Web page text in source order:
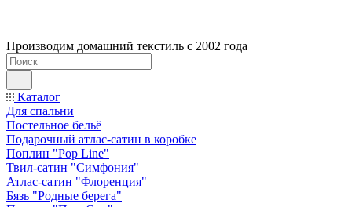
Производим домашний текстиль с 2002 года
Каталог
Для спальни
Постельное бельё
Подарочный атлас-сатин в коробке
Поплин "Pop Line"
Твил-сатин "Симфония"
Атлас-сатин "Флоренция"
Бязь "Родные берега"